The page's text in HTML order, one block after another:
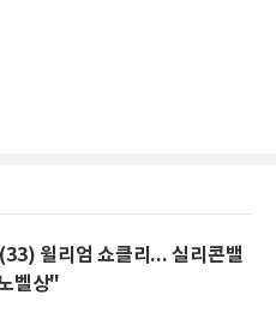
윌리엄 쇼클리... 실리콘밸
벨상"